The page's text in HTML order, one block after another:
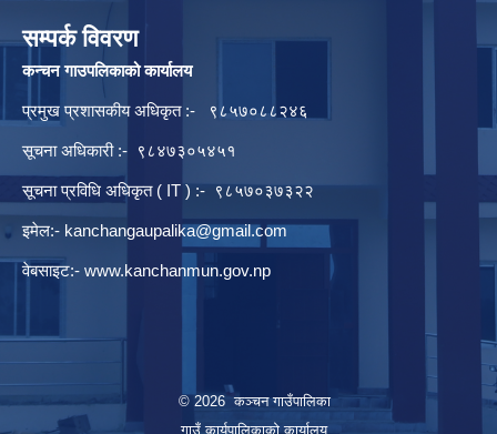
सम्पर्क विवरण
कन्चन गाउपलिकाको कार्यालय
प्रमुख प्रशासकीय अधिकृत :- ९८५७०८८२४६
सूचना अधिकारी :- ९८४७३०५४५१
सूचना प्रविधि अधिकृत ( IT ) :- ९८५७०३७३२२
इमेल:- kanchangaupalika@gmail.com
वेबसाइट:- www.kanchanmun.gov.np
© 2026 कञ्चन गाउँपालिका
गाउँ कार्यपालिकाको कार्यालय